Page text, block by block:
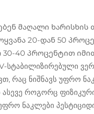
მაღალი
20-დან 50
40 პროცენტით
რაც ნიშნავს უფრო
ასევე როგორც
ნაკლები